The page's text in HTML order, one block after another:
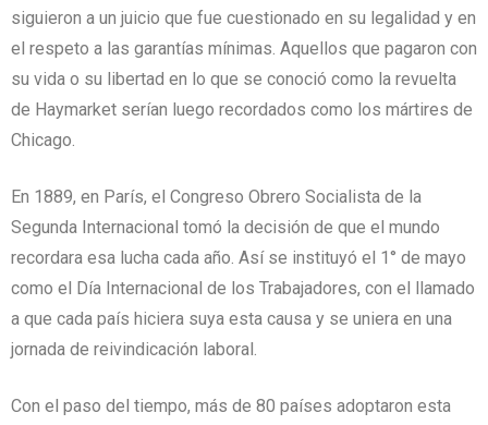
siguieron a un juicio que fue cuestionado en su legalidad y en
el respeto a las garantías mínimas. Aquellos que pagaron con
su vida o su libertad en lo que se conoció como la revuelta
de Haymarket serían luego recordados como los mártires de
Chicago.
En 1889, en París, el Congreso Obrero Socialista de la
Segunda Internacional tomó la decisión de que el mundo
recordara esa lucha cada año. Así se instituyó el 1° de mayo
como el Día Internacional de los Trabajadores, con el llamado
a que cada país hiciera suya esta causa y se uniera en una
jornada de reivindicación laboral.
Con el paso del tiempo, más de 80 países adoptaron esta